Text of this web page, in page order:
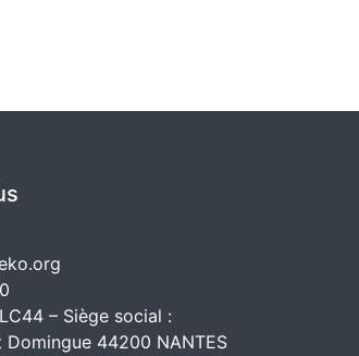
– Siège social :
Domingue 44200 NANTES